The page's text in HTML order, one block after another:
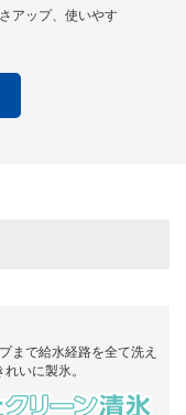
アップ、使いやす
まで給水経路を全て洗え
れいに製氷。